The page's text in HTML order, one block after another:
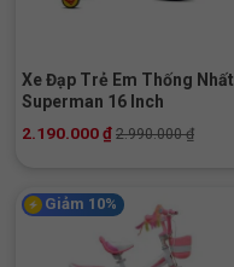
Xe Đạp Trẻ Em Thống Nhất
Superman 16 Inch
2.190.000₫ 2.990.000₫
Giảm 10%